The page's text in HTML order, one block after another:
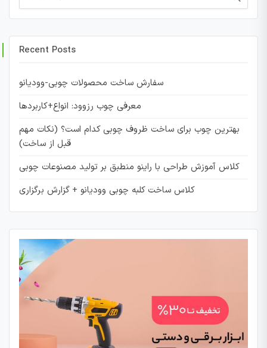
Recent Posts
سفارش ساخت محصولات چوبی-وودیانو
معرفی چوب رزوود: انواع+کاربردها
بهترین چوب برای ساخت ظروف چوبی کدام است؟ (نکات مهم
قبل از ساخت)
کلاس آموزش طراحی با راینو منطبق بر تولید مصنوعات چوبی
کلاس ساخت کلبه چوبی وودیانو + گزارش برگزاری